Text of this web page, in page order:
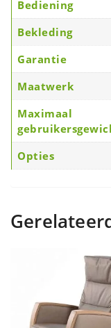
Bediening
Bekleding
Garantie
Maatwerk
Maximaal
Opties